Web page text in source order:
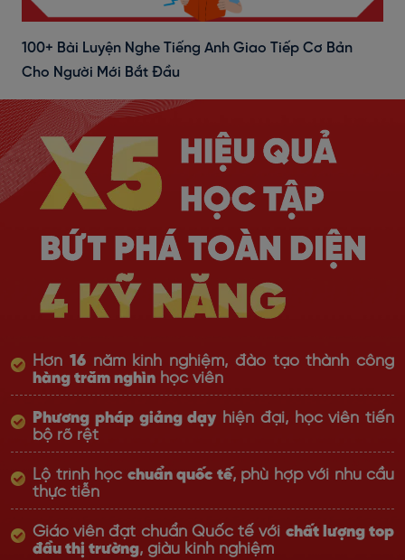
100+ Bài Luyện Nghe Tiếng Anh Giao Tiếp Cơ Bản
Cho Người Mới Bắt Đầu
Hơn 16năm kinh nghiệm, đào tạo thành công
hàng trăm nghìn học viên
Phương pháp giảng dạy hiện đại, học viên tiến
bộ rõ rệt
Lộ trình học chuẩn quốc tế, phù hợp với nhu cầu
thực tiễn
Giáo viên đạt chuẩn Quốc tế với chất lượng top
đầu thị trường, giàu kinh nghiệm